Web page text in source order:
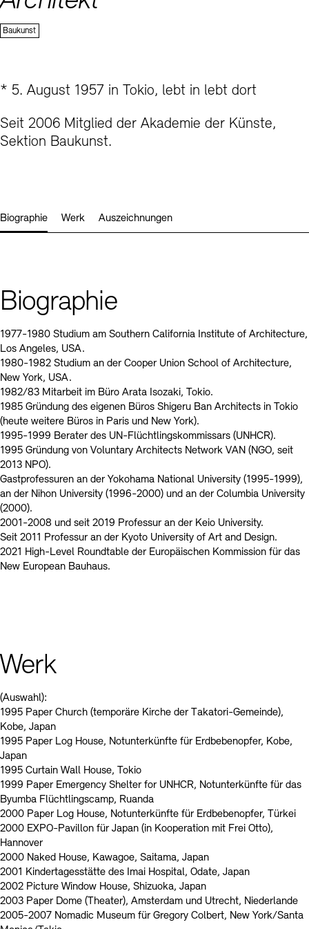
Kontakte Archivdatenbank
Digitale Sammlungen
Sektion
Baukunst
* 5. August 1957 in Tokio, lebt in lebt dort
Seit 2006 Mitglied der Akademie der Künste,
Sektion Baukunst.
Biographie Werk Auszeichnungen
Biographie
1977-1980 Studium am Southern California Institute of Architecture,
Los Angeles, USA.
1980-1982 Studium an der Cooper Union School of Architecture,
New York, USA.
1982/83 Mitarbeit im Büro Arata Isozaki, Tokio.
1985 Gründung des eigenen Büros Shigeru Ban Architects in Tokio
(heute weitere Büros in Paris und New York).
1995-1999 Berater des UN-Flüchtlingskommissars (UNHCR).
1995 Gründung von Voluntary Architects Network VAN (NGO, seit
2013 NPO).
Gastprofessuren an der Yokohama National University (1995-1999),
an der Nihon University (1996-2000) und an der Columbia University
(2000).
2001-2008 und seit 2019 Professur an der Keio University.
Seit 2011 Professur an der Kyoto University of Art and Design.
2021 High-Level Roundtable der Europäischen Kommission für das
New European Bauhaus.
Werk
(Auswahl):
1995 Paper Church (temporäre Kirche der Takatori-Gemeinde),
Kobe, Japan
1995 Paper Log House, Notunterkünfte für Erdbebenopfer, Kobe,
Japan
1995 Curtain Wall House, Tokio
1999 Paper Emergency Shelter for UNHCR, Notunterkünfte für das
Byumba Flüchtlingscamp, Ruanda
2000 Paper Log House, Notunterkünfte für Erdbebenopfer, Türkei
2000 EXPO-Pavillon für Japan (in Kooperation mit Frei Otto),
Hannover
2000 Naked House, Kawagoe, Saitama, Japan
2001 Kindertagesstätte des Imai Hospital, Odate, Japan
2002 Picture Window House, Shizuoka, Japan
2003 Paper Dome (Theater), Amsterdam und Utrecht, Niederlande
2005-2007 Nomadic Museum für Gregory Colbert, New York/Santa